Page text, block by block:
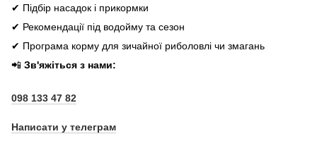
✔ Підбір насадок і прикормки
✔ Рекомендації під водойму та сезон
✔ Програма корму для зичайної риболовлі чи змагань
📲 Зв'яжіться з нами:
098 133 47 82
Написати у телеграм